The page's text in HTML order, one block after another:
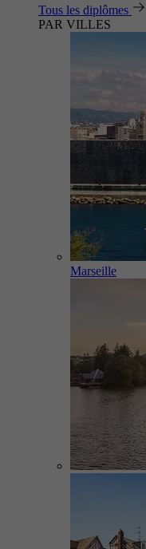
Tous les diplômes
PAR VILLES
Marseille